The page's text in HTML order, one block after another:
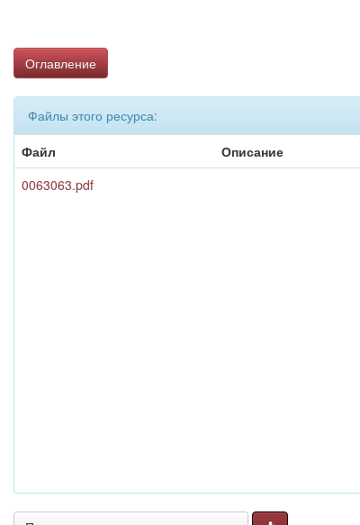
Оглавление
Файлы этого ресурса:
Файл
Описание
0063063.pdf